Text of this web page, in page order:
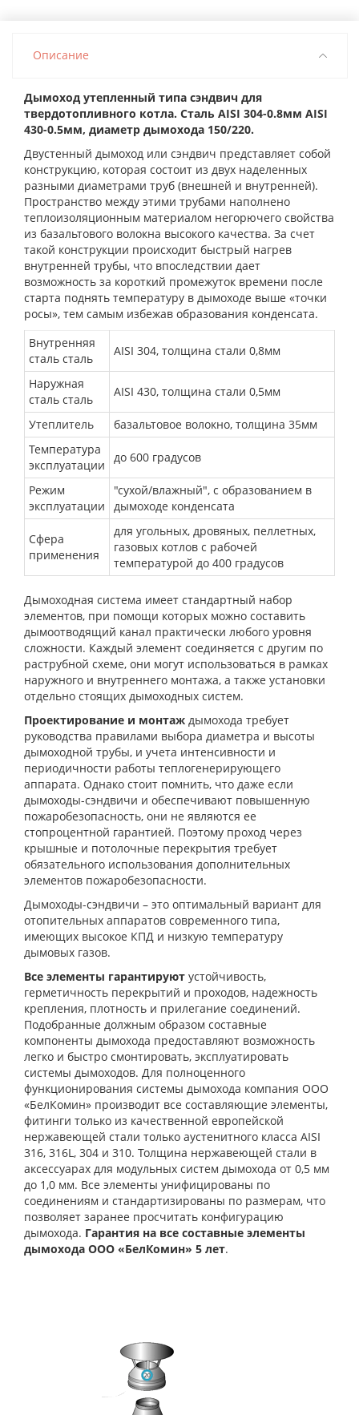
Описание
Дымоход утепленный типа сэндвич для
твердотопливного котла. Сталь AISI 304-0.8мм AISI
430-0.5мм, диаметр дымохода 150/220.
Двустенный дымоход или сэндвич представляет собой
конструкцию, которая состоит из двух наделенных
разными диаметрами труб (внешней и внутренней).
Пространство между этими трубами наполнено
теплоизоляционным материалом негорючего свойства
из базальтового волокна высокого качества. За счет
такой конструкции происходит быстрый нагрев
внутренней трубы, что впоследствии дает
возможность за короткий промежуток времени после
старта поднять температуру в дымоходе выше «точки
росы», тем самым избежав образования конденсата.
Внутренняя
сталь сталь
AISI 304, толщина стали 0,8мм
Наружная
сталь сталь
AISI 430, толщина стали 0,5мм
Утеплитель
базальтовое волокно, толщина 35мм
Температура
эксплуатации
до 600 градусов
Режим
эксплуатации
"сухой/влажный", с образованием в
дымоходе конденсата
Сфера
применения
для угольных, дровяных, пеллетных,
газовых котлов с рабочей
температурой до 400 градусов
Дымоходная система имеет стандартный набор
элементов, при помощи которых можно составить
дымоотводящий канал практически любого уровня
сложности. Каждый элемент соединяется с другим по
раструбной схеме, они могут использоваться в рамках
наружного и внутреннего монтажа, а также установки
отдельно стоящих дымоходных систем.
Проектирование и монтаж дымохода требует
руководства правилами выбора диаметра и высоты
дымоходной трубы, и учета интенсивности и
периодичности работы теплогенерирующего
аппарата. Однако стоит помнить, что даже если
дымоходы-сэндвичи и обеспечивают повышенную
пожаробезопасность, они не являются ее
стопроцентной гарантией. Поэтому проход через
крышные и потолочные перекрытия требует
обязательного использования дополнительных
элементов пожаробезопасности.
Дымоходы-сэндвичи – это оптимальный вариант для
отопительных аппаратов современного типа,
имеющих высокое КПД и низкую температуру
дымовых газов.
Все элементы гарантируют устойчивость,
герметичность перекрытий и проходов, надежность
крепления, плотность и прилегание соединений.
Подобранные должным образом составные
компоненты дымохода предоставляют возможность
легко и быстро смонтировать, эксплуатировать
системы дымоходов. Для полноценного
функционирования системы дымохода компания ООО
«БелКомин» производит все составляющие элементы,
фитинги только из качественной европейской
нержавеющей стали только аустенитного класса AISI
316, 316L, 304 и 310. Толщина нержавеющей стали в
аксессуарах для модульных систем дымохода от 0,5 мм
до 1,0 мм. Все элементы унифицированы по
соединениям и стандартизированы по размерам, что
позволяет заранее просчитать конфигурацию
дымохода. Гарантия на все составные элементы
дымохода ООО «БелКомин» 5 лет.